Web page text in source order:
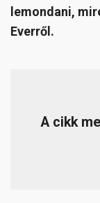
lemondani,
Everről.
A cikk